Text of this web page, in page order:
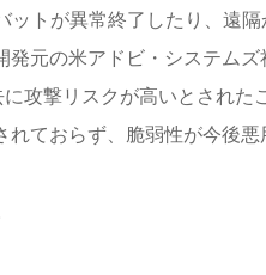
ットが異常終了したり、遠隔
発元の米アドビ・システムズ
攻撃リスクが高いとされた
れておらず、脆弱性が今後悪